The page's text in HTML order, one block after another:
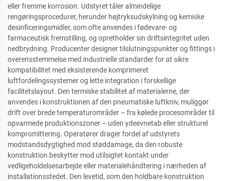
eller fremme korrosion. Udstyret tåler almindelige
rengøringsprocedurer, herunder højtryksudskylning og kemiske
desinficeringsmidler, som ofte anvendes i fødevare- og
farmaceutisk fremstilling, og opretholder sin driftsintegritet uden
nedbrydning. Producenter designer tilslutningspunkter og fittings i
overensstemmelse med industrielle standarder for at sikre
kompatibilitet med eksisterende komprimeret
luftfordelingssystemer og lette integration i forskellige
facilitetslayout. Den termiske stabilitet af materialerne, der
anvendes i konstruktionen af den pneumatiske luftkniv, muliggør
drift over brede temperaturområder – fra kølede procesområder til
opvarmede produktionszoner – uden ydeevnetab eller strukturel
kompromittering. Operatører drager fordel af udstyrets
modstandsdygtighed mod støddamage, da den robuste
konstruktion beskytter mod utilsigtet kontakt under
vedligeholdelsesarbejde eller materialehåndtering i nærheden af
installationsstedet. Den levetid, som den holdbare konstruktion